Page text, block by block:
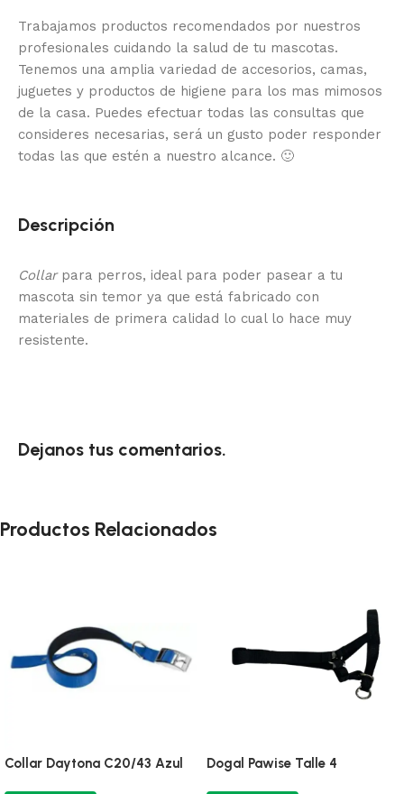
Trabajamos productos recomendados por nuestros
profesionales cuidando la salud de tu mascotas.
Tenemos una amplia variedad de accesorios, camas,
juguetes y productos de higiene para los mas mimosos
de la casa. Puedes efectuar todas las consultas que
consideres necesarias, será un gusto poder responder
todas las que estén a nuestro alcance. 🙂
Descripción
Collarpara perros, ideal para poder pasear a tu
mascota sin temor ya que está fabricado con
materiales de primera calidad lo cual lo hace muy
resistente.
Dejanos tus comentarios.
Productos Relacionados
Collar Daytona C20/43 Azul Dogal Pawise Talle 4